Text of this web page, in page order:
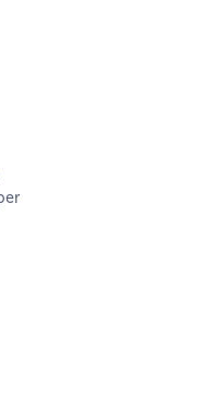
0 на основе 0 оценок